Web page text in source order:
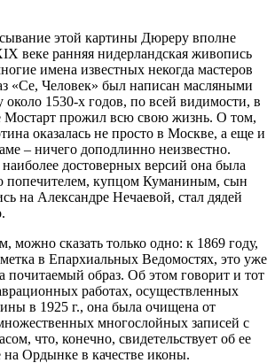
этой картины Дюреру вполне
веке ранняя нидерландская живопись
имена известных некогда мастеров
«Се, Человек» был написан масляными
около 1530-х годов, по всей видимости, в
Мостарт прожил всю свою жизнь. О том,
оказалась не просто в Москве, а еще и
– ничего доподлинно неизвестно.
достоверных версий она была
попечителем, купцом Куманиным, сын
на Александре Нечаевой, стал дядей
можно сказать только одно: к 1869 году,
в Епархиальных Ведомостях, это уже
почитаемый образ. Об этом говорит и тот
работах, осуществленных
в 1925 г., она была очищена от
многослойных записей с
что, конечно, свидетельствует об ее
Ордынке в качестве иконы.